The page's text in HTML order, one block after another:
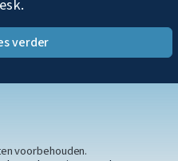
verder
voorbehouden.